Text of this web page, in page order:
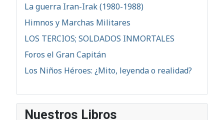
La guerra Iran-Irak (1980-1988)
Himnos y Marchas Militares
LOS TERCIOS; SOLDADOS INMORTALES
Foros el Gran Capitán
Los Niños Héroes: ¿Mito, leyenda o realidad?
Nuestros Libros